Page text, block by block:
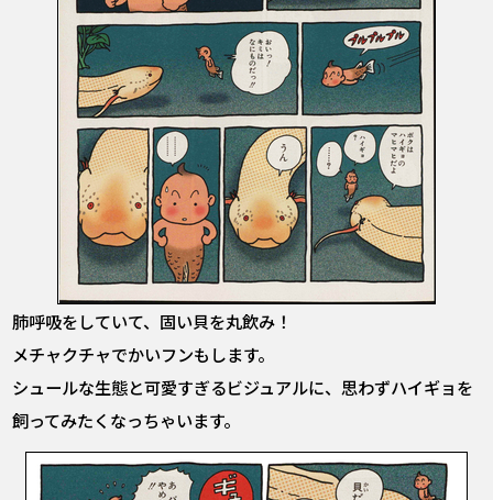
肺呼吸をしていて、固い貝を丸飲み！
メチャクチャでかいフンもします。
シュールな生態と可愛すぎるビジュアルに、思わずハイギョを
飼ってみたくなっちゃいます。